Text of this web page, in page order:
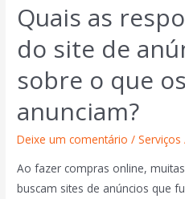
Quais as
do site de
sobre o que
anunciam?
Deixe um comentário /Serviços
Ao fazer compras online,
buscam sites de anúncios que